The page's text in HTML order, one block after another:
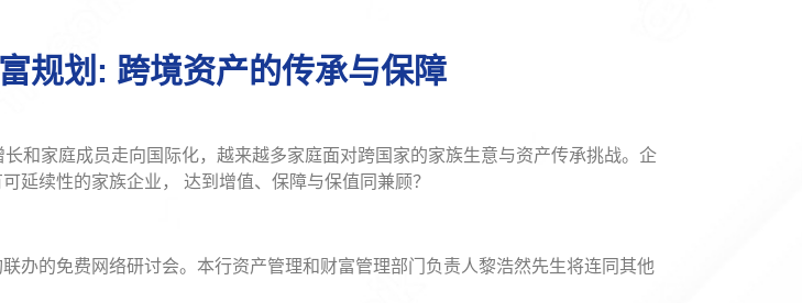
规划: 跨境资产的传承与保障
和家庭成员走向国际化，越来越多家庭面对跨国家的家族生意与资产传承挑战。企
延续性的家族企业， 达到增值、保障与保值同兼顾？
办的免费网络研讨会。本行资产管理和财富管理部门负责人黎浩然先生将连同其他